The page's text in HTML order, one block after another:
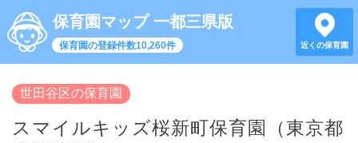
保育園マップ 一都三県版
保育園の登録件数10,260件 近くの保育園
世田谷区の保育園
スマイルキッズ桜新町保育園（東京都